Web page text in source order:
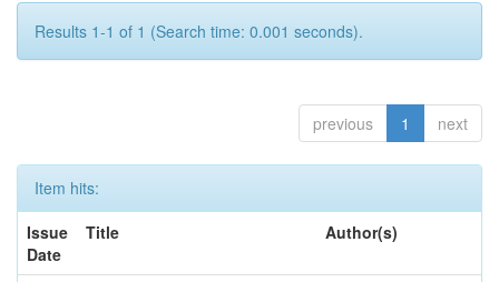
Results 1-1 of 1 (Search time: 0.001 seconds).
previous 1 next
Item hits:
Issue
Date
Title Author(s)